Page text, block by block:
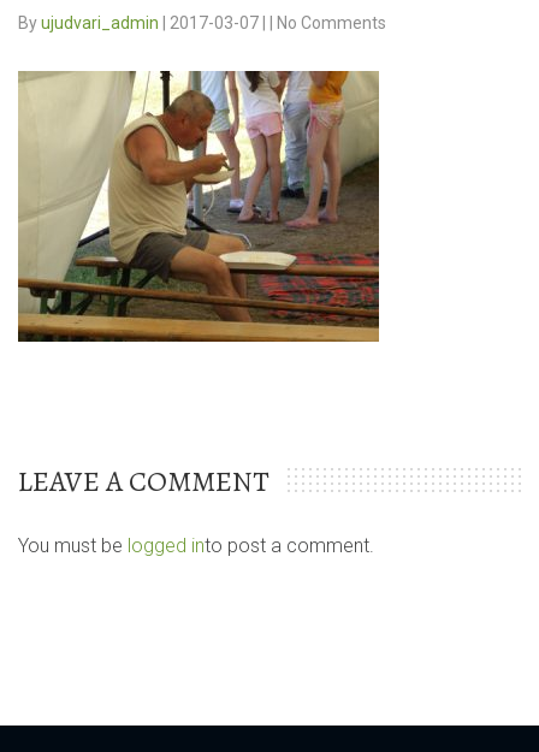
Byujudvari_admin 2017-03-07 No Comments
LEAVE A COMMENT
You must be logged into post a comment.